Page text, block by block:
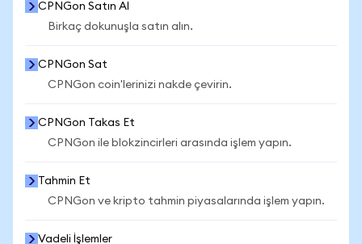
CPNGon Satın Al
Birkaç dokunuşla satın alın.
CPNGon Sat
CPNGon coin'lerinizi nakde çevirin.
CPNGon Takas Et
CPNGon ile blokzincirleri arasında işlem yapın.
Tahmin Et
CPNGon ve kripto tahmin piyasalarında işlem yapın.
Vadeli İşlemler